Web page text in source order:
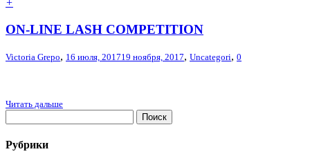
+
ON-LINE LASH COMPETITION
Victoria Grepo, 16 июля, 201719 ноября, 2017, Uncategori, 0
Читать дальше
Рубрики